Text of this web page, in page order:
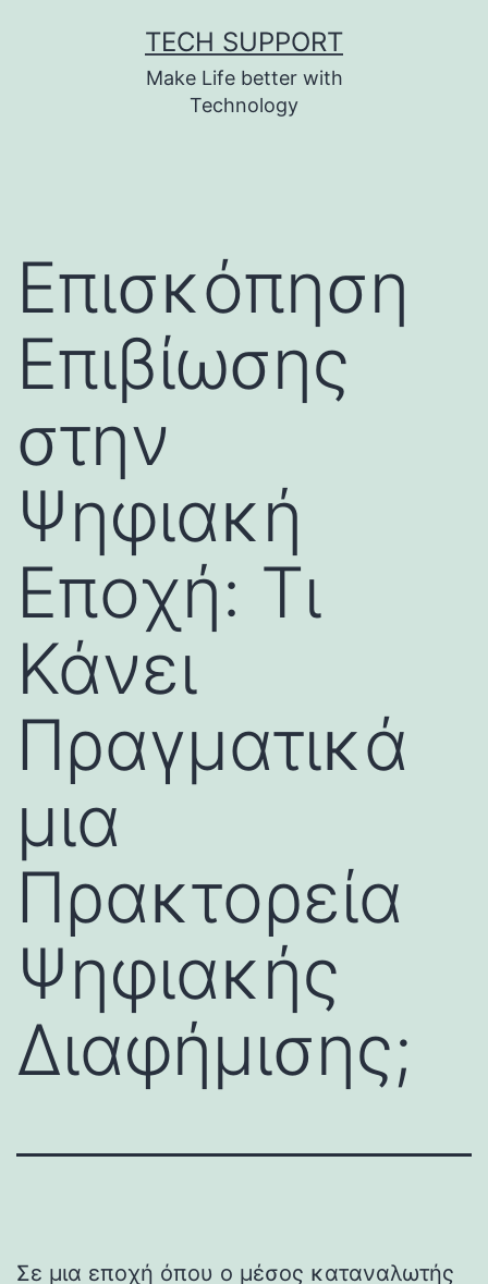
TECH SUPPORT
Make Life better with
Technology
Επισκόπηση
Επιβίωσης
στην
Ψηφιακή
Εποχή: Τι
Κάνει
Πραγματικά
μια
Πρακτορεία
Ψηφιακής
Διαφήμισης;
Σε μια εποχή όπου ο μέσος καταναλωτής